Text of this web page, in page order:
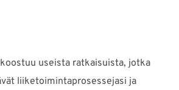
koostuu useista ratkaisuista, jotka
liiketoimintaprosessejasi ja